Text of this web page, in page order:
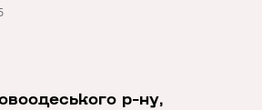
р-ну,